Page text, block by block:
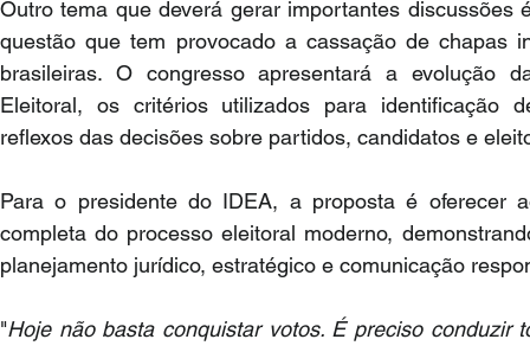
Outro tema que deverá gerar importantes discussões
questão que tem provocado a cassação de chapas
brasileiras. O congresso apresentará a evolução
Eleitoral, os critérios utilizados para identificação
reflexos das decisões sobre partidos, candidatos e
Para o presidente do IDEA, a proposta é oferecer
completa do processo eleitoral moderno,
planejamento jurídico, estratégico e comunicação
"Hoje não basta conquistar votos. É preciso conduzir